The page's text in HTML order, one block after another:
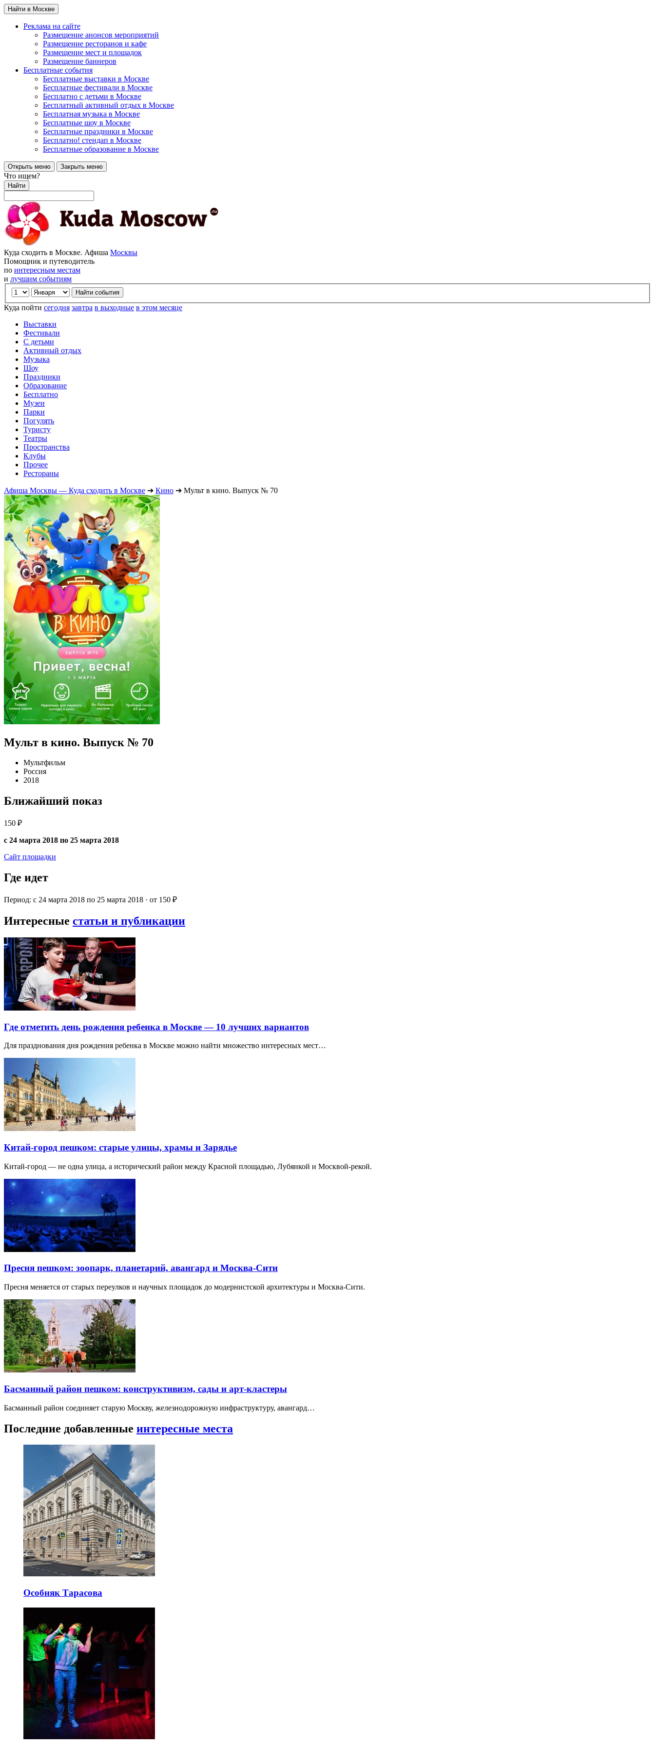
Найти в Москве
Реклама на сайте
Размещение анонсов мероприятий
Размещение ресторанов и кафе
Размещение мест и площадок
Размещение баннеров
Бесплатные события
Бесплатные выставки в Москве
Бесплатные фестивали в Москве
Бесплатно с детьми в Москве
Бесплатный активный отдых в Москве
Бесплатная музыка в Москве
Бесплатные шоу в Москве
Бесплатные праздники в Москве
Бесплатно! стендап в Москве
Бесплатные образование в Москве
Открыть меню Закрыть меню
Что ищем?
Найти
Куда сходить в Москве. Афиша Москвы
Помощник и путеводитель
по интересным местам
и лучшим событиям
Куда пойти сегодня завтра в выходные в этом месяце
Выставки
Фестивали
С детьми
Активный отдых
Музыка
Шоу
Праздники
Образование
Бесплатно
Музеи
Парки
Погулять
Туристу
Театры
Пространства
Клубы
Прочее
Рестораны
Афиша Москвы — Куда сходить в Москве ➔ Кино ➔ Мульт в кино. Выпуск № 70
Мульт в кино. Выпуск № 70
Мультфильм
Россия
2018
Ближайший показ
150 ₽
с 24 марта 2018 по 25 марта 2018
Сайт площадки
Где идет
Период: с 24 марта 2018 по 25 марта 2018 · от 150 ₽
Интересные статьи и публикации
Где отметить день рождения ребенка в Москве — 10 лучших вариантов
Для празднования дня рождения ребенка в Москве можно найти множество интересных мест…
Китай-город пешком: старые улицы, храмы и Зарядье
Китай-город — не одна улица, а исторический район между Красной площадью, Лубянкой и Москвой-рекой.
Пресня пешком: зоопарк, планетарий, авангард и Москва-Сити
Пресня меняется от старых переулков и научных площадок до модернистской архитектуры и Москва-Сити.
Басманный район пешком: конструктивизм, сады и арт-кластеры
Басманный район соединяет старую Москву, железнодорожную инфраструктуру, авангард…
Последние добавленные интересные места
Особняк Тарасова